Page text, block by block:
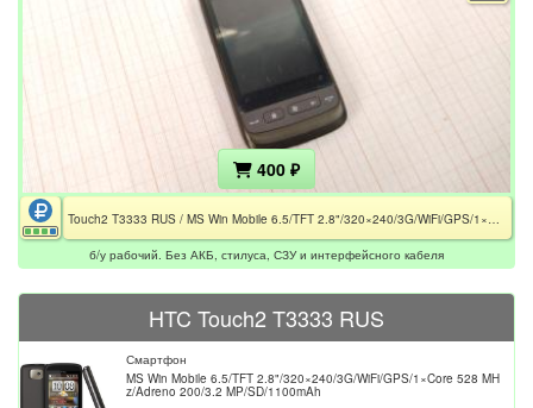
400 ₽
Touch2 T3333 RUS / MS Win Mobile 6.5/TFT 2.8"/320×240/3G/WiFi/GPS/1×Core 528 MHz/Adreno 200/3.2 MP/SD/1100mAh / Без АКБ
б/у рабочий. Без АКБ, стилуса, СЗУ и интерфейсного кабеля
HTC Touch2 T3333 RUS
Смартфон
MS Win Mobile 6.5/TFT 2.8"/320×240/3G/WiFi/GPS/1×Core 528 MH
z/Adreno 200/3.2 MP/SD/1100mAh